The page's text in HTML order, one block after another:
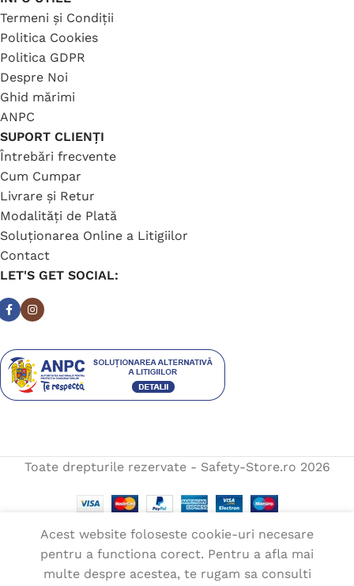
Termeni și Condiții
Politica Cookies
Politica GDPR
Despre Noi
Ghid mărimi
ANPC
SUPORT CLIENȚI
Întrebări frecvente
Cum Cumpar
Livrare și Retur
Modalități de Plată
Soluționarea Online a Litigiilor
Contact
LET'S GET SOCIAL:
Toate drepturile rezervate - Safety-Store.ro 2026
Acest website foloseste cookie-uri necesare
pentru a functiona corect. Pentru a afla mai
multe despre acestea, te rugam sa consulti
Bocanci trekking
QUEST –
296,00lei
SELECTEAZĂ